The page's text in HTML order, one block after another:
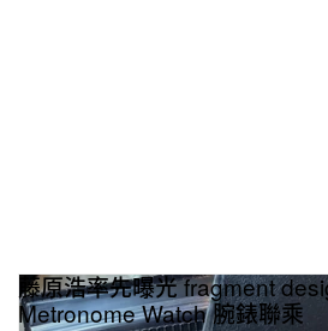
藤原浩率先曝光 fragment
Metronome Watch 腕錶聯乘